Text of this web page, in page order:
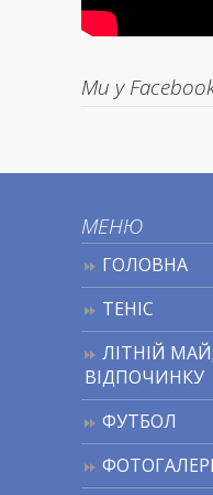
Ми у
МЕНЮ
ГОЛОВНА
ТЕНІС
ЛІТНІЙ
ВІДПОЧИНКУ
ФУТБОЛ